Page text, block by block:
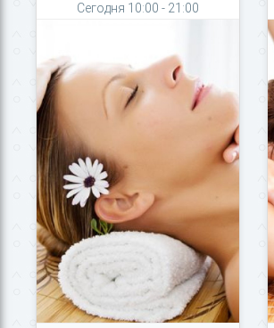
Сегодня 10:00 - 21:00